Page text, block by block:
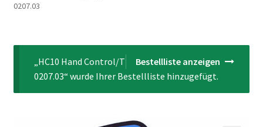
Produkte
LokLift
0207.03
Bestellliste anzeigen
„HC10 Hand Control/T
0207.03“ wurde Ihrer Bestellliste hinzugefügt.